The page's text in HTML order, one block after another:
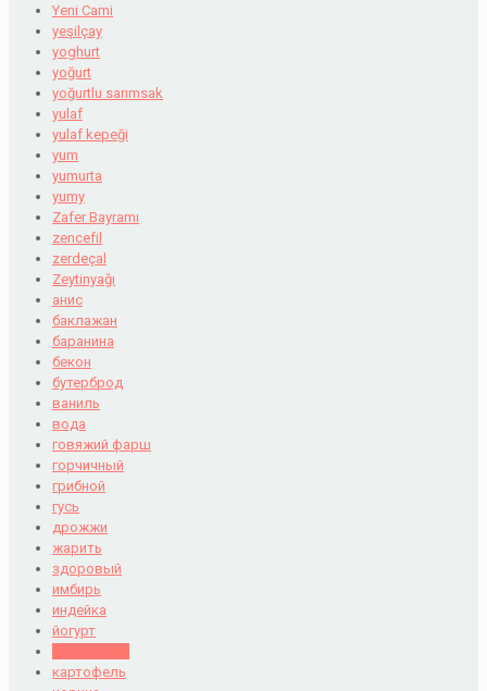
Yeni Cami
yeşilçay
yoghurt
yoğurt
yoğurtlu sarımsak
yulaf
yulaf kepeği
yum
yumurta
yumy
Zafer Bayramı
zencefil
zerdeçal
Zeytinyağı
анис
баклажан
баранина
бекон
бутерброд
ваниль
вода
говяжий фарш
горчичный
грибной
гусь
дрожжи
жарить
здоровый
имбирь
индейка
йогурт
картофель